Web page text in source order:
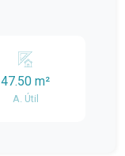
47.50 m²
A. Útil